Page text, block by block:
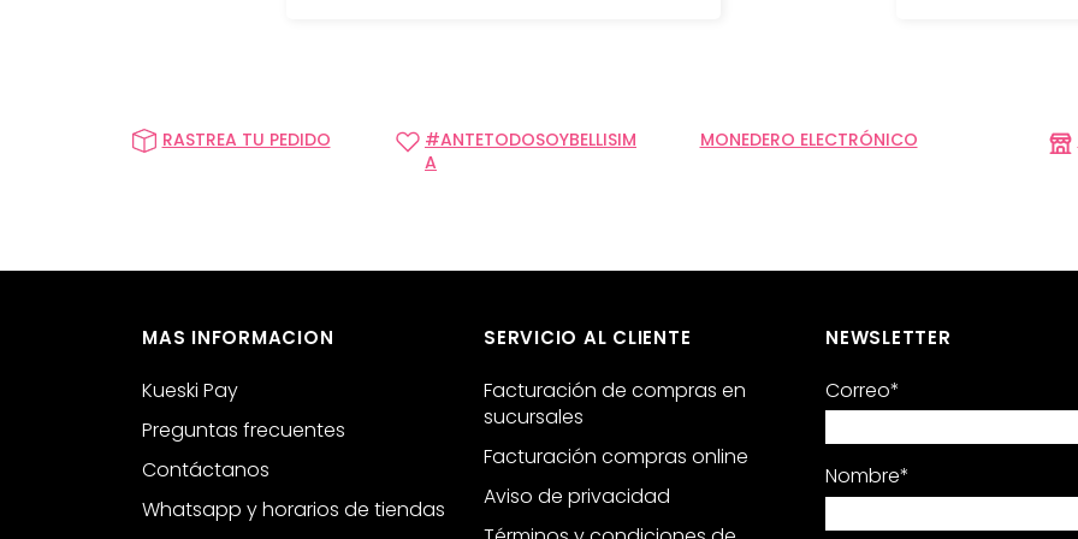
RASTREA TU PEDIDO
#ANTETODOSOYBELLISIM
A
MONEDERO ELECTRÓNICO
MAS INFORMACION
Kueski Pay
Preguntas frecuentes
Contáctanos
Whatsapp y horarios de tiendas
SERVICIO AL CLIENTE
Facturación de compras en
sucursales
Facturación compras online
Aviso de privacidad
NEWSLETTER
Correo*
Nombre*